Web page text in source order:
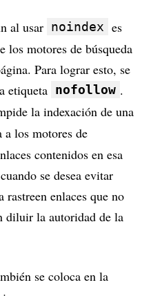
al usar noindex es
los motores de búsqueda
Para lograr esto, se
etiqueta nofollow .
la indexación de una
a los motores de
contenidos en esa
se desea evitar
rastreen enlaces que no
diluir la autoridad de la
se coloca en la